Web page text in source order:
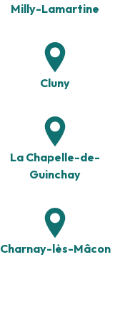
Milly-Lamartine
Cluny
La Chapelle-de-
Guinchay
Charnay-lès-Mâcon